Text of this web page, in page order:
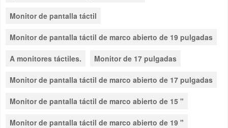
Monitor de pantalla táctil
Monitor de pantalla táctil de marco abierto de 19 pulgadas
A monitores táctiles. Monitor de 17 pulgadas
Monitor de pantalla táctil de marco abierto de 17 pulgadas
Monitor de pantalla táctil de marco abierto de 15 "
Monitor de pantalla táctil de marco abierto de 19 "